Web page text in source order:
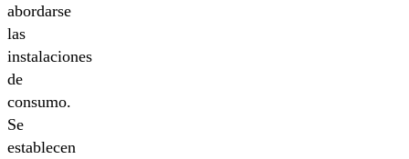
abordarse
las
instalaciones
de
consumo.
Se
establecen